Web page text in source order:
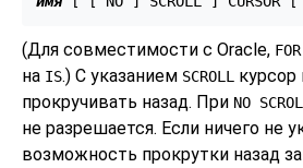
(Для совместимости с Oracle, FOR
на IS.) С указанием SCROLL
прокручивать назад. При NO
не разрешается. Если ничего не
возможность прокрутки назад